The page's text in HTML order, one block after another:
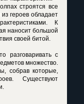
строятся все
героев обладает
К
наносит большой
своей битой.
разговаривать с
множество.
собрав которые,
Существуют